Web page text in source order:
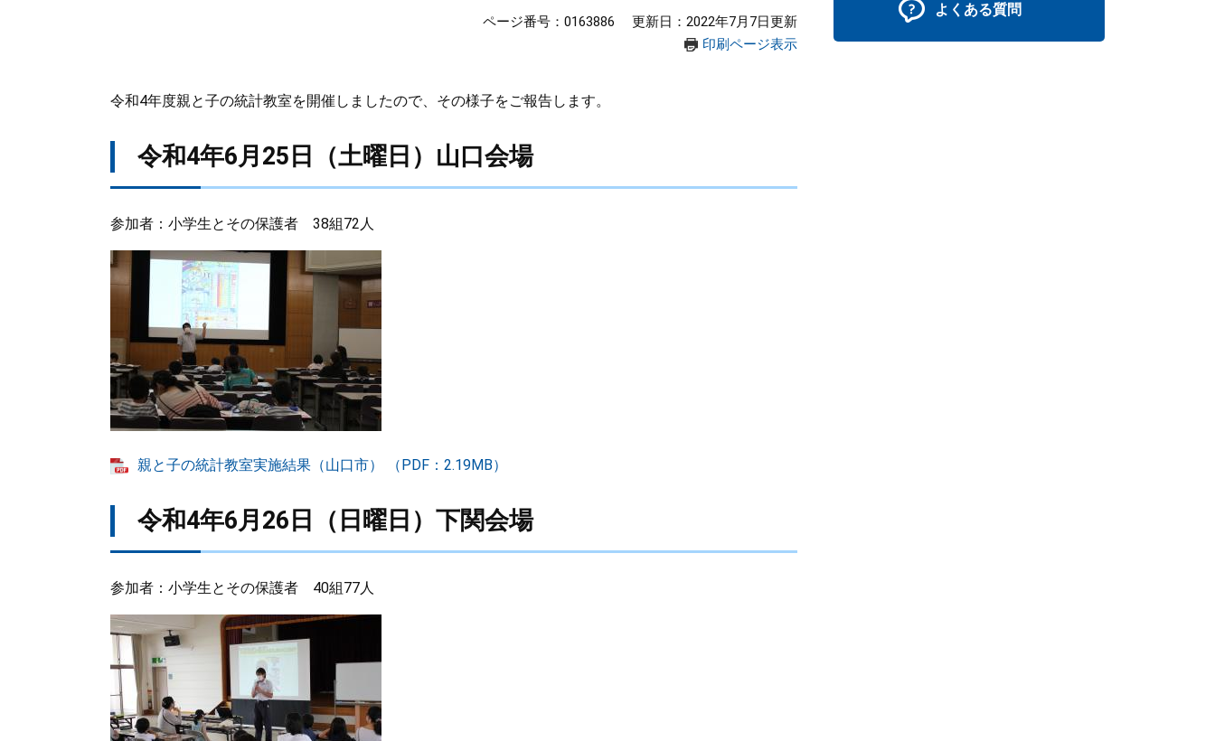
ページ番号：0163886
更新日：2022年7月7日更新
印刷ページ表示
​令和4年度親と子の統計教室を開催しましたので、その様子をご報告します。
令和4年6月25日（土曜日）山口会場
参加者：小学生とその保護者 38組72人
親と子の統計教室実施結果（山口市） （PDF：2.19MB）
令和4年6月26日（日曜日）下関会場
参加者：小学生とその保護者 40組77人
よくある質問